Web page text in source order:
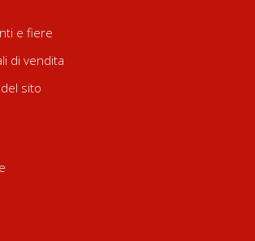
e fiere
di vendita
sito